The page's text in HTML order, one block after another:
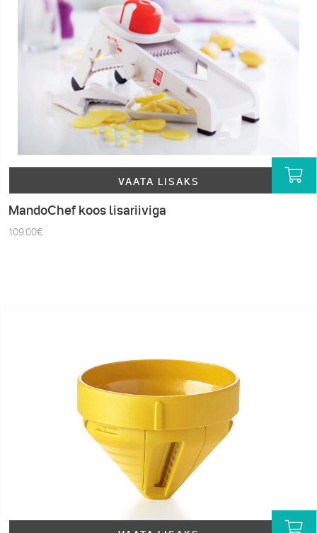
VAATA LISAKS
MandoChef koos lisariiviga
109.00€